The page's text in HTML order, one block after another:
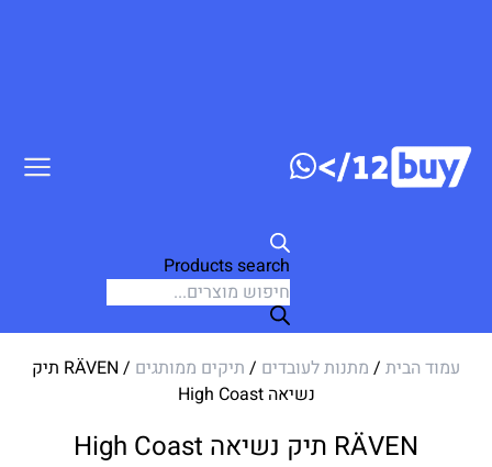
Products search
עמוד הבית / מתנות לעובדים / תיקים ממותגים
/ RÄVEN תיק
נשיאה High Coast
RÄVEN תיק נשיאה High Coast